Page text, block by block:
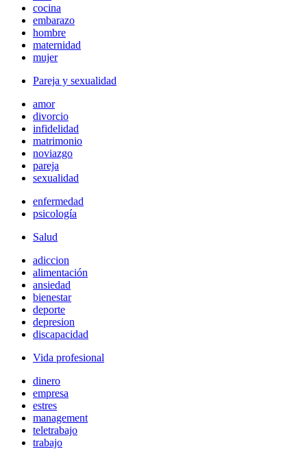
cocina
embarazo
hombre
maternidad
mujer
Pareja y sexualidad
amor
divorcio
infidelidad
matrimonio
noviazgo
pareja
sexualidad
enfermedad
psicología
Salud
adiccion
alimentación
ansiedad
bienestar
deporte
depresion
discapacidad
Vida profesional
dinero
empresa
estres
management
teletrabajo
trabajo